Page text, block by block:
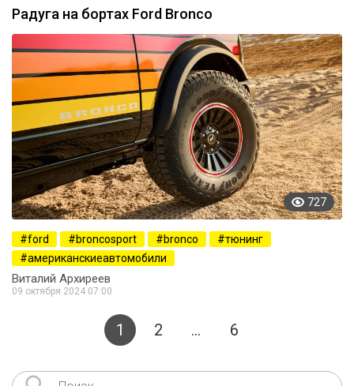
Радуга на бортах Ford Bronco
727
ford broncosport bronco
тюнинг
американскиеавтомобили
Виталий Архиреев
09 октября 2024 07:00
1 2 … 6